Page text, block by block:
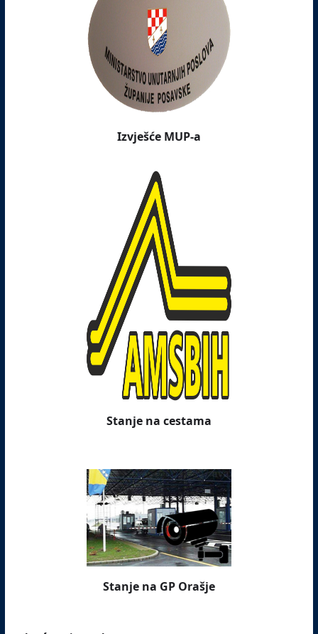
Izvješće MUP-a
Stanje na cestama
Stanje na GP Orašje